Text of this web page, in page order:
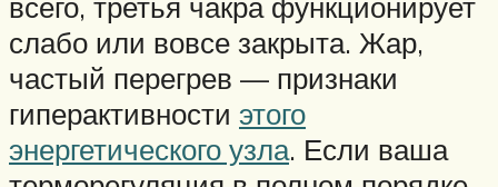
слабо или вовсе закрыта. Жар,
частый перегрев — признаки
гиперактивности этого
энергетического узла. Если ваша